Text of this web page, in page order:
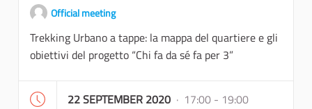
Official meeting
Trekking Urbano a tappe: la mappa del quartiere e gli
obiettivi del progetto “Chi fa da sé fa per 3”
22 SEPTEMBER 2020 · 17:00 - 19:00